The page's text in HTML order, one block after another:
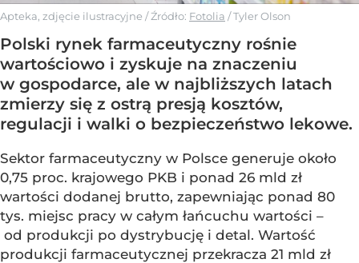
Apteka, zdjęcie ilustracyjne / Źródło: Fotolia /Tyler Olson
Polski rynek farmaceutyczny rośnie
wartościowo i zyskuje na znaczeniu
w gospodarce, ale w najbliższych latach
zmierzy się z ostrą presją kosztów,
regulacji i walki o bezpieczeństwo lekowe.
Sektor farmaceutyczny w Polsce generuje około
0,75 proc. krajowego PKB i ponad 26 mld zł
wartości dodanej brutto, zapewniając ponad 80
tys. miejsc pracy w całym łańcuchu wartości –
od produkcji po dystrybucję i detal. Wartość
produkcji farmaceutycznej przekracza 21 mld zł